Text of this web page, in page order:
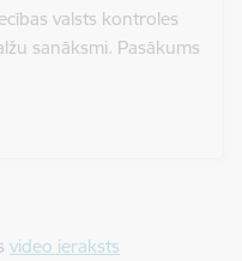
valsts kontroles
sanāksmi. Pasākums
video ieraksts